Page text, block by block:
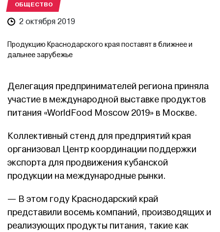
ОБЩЕСТВО
2 октября 2019
Продукцию Краснодарского края поставят в ближнее и
дальнее зарубежье
Делегация предпринимателей региона приняла
участие в международной выставке продуктов
питания «WorldFood Moscow 2019» в Москве.
Коллективный стенд для предприятий края
организовал Центр координации поддержки
экспорта для продвижения кубанской
продукции на международные рынки.
— В этом году Краснодарский край
представили восемь компаний, производящих и
реализующих продукты питания, такие как